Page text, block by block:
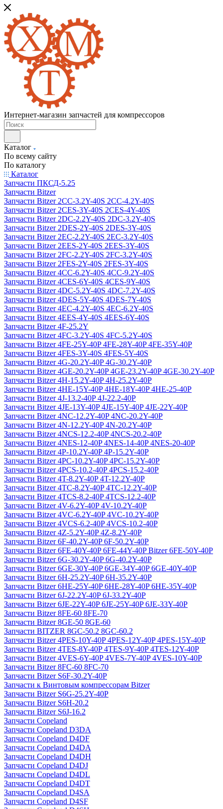
Интернет-магазин запчастей для компрессоров
Каталог
По всему сайту
По каталогу
Каталог
Запчасти ПКСД-5.25
Запчасти Bitzer
Запчасти Bitzer 2CC-3.2Y-40S 2CC-4.2Y-40S
Запчасти Bitzer 2CES-3Y-40S 2CES-4Y-40S
Запчасти Bitzer 2DC-2.2Y-40S 2DC-3.2Y-40S
Запчасти Bitzer 2DES-2Y-40S 2DES-3Y-40S
Запчасти Bitzer 2EC-2.2Y-40S 2EC-3.2Y-40S
Запчасти Bitzer 2EES-2Y-40S 2EES-3Y-40S
Запчасти Bitzer 2FC-2.2Y-40S 2FC-3.2Y-40S
Запчасти Bitzer 2FES-2Y-40S 2FES-3Y-40S
Запчасти Bitzer 4CC-6.2Y-40S 4CC-9.2Y-40S
Запчасти Bitzer 4CES-6Y-40S 4CES-9Y-40S
Запчасти Bitzer 4DC-5.2Y-40S 4DC-7.2Y-40S
Запчасти Bitzer 4DES-5Y-40S 4DES-7Y-40S
Запчасти Bitzer 4EC-4.2Y-40S 4EC-6.2Y-40S
Запчасти Bitzer 4EES-4Y-40S 4EES-6Y-40S
Запчасти Bitzer 4F-25.2Y
Запчасти Bitzer 4FC-3.2Y-40S 4FC-5.2Y-40S
Запчасти Bitzer 4FE-25Y-40P 4FE-28Y-40P 4FE-35Y-40P
Запчасти Bitzer 4FES-3Y-40S 4FES-5Y-40S
Запчасти Bitzer 4G-20.2Y-40P 4G-30.2Y-40P
Запчасти Bitzer 4GE-20.2Y-40P 4GE-23.2Y-40P 4GE-30.2Y-40P
Запчасти Bitzer 4H-15.2Y-40P 4H-25.2Y-40P
Запчасти Bitzer 4HE-15Y-40P 4HE-18Y-40P 4HE-25-40P
Запчасти Bitzer 4J‐13.2-40P 4J‐22.2-40P
Запчасти Bitzer 4JE-13Y-40P 4JE-15Y-40P 4JE-22Y-40P
Запчасти Bitzer 4NC-12.2Y-40P 4NC-20.2Y-40P
Запчасти Bitzer 4N-12.2Y-40P 4N-20.2Y-40P
Запчасти Bitzer 4NCS-12.2-40P 4NCS-20.2-40P
Запчасти Bitzer 4NES-12-40P 4NES-14-40P 4NES-20-40P
Запчасти Bitzer 4P-10.2Y-40P 4P-15.2Y-40P
Запчасти Bitzer 4PC-10.2Y-40P 4PC-15.2Y-40P
Запчасти Bitzer 4PCS-10.2-40P 4PCS-15.2-40P
Запчасти Bitzer 4T-8.2Y-40P 4T-12.2Y-40P
Запчасти Bitzer 4TC-8.2Y-40P 4TC-12.2Y-40P
Запчасти Bitzer 4TCS-8.2-40P 4TCS-12.2-40P
Запчасти Bitzer 4V-6.2Y-40P 4V-10.2Y-40P
Запчасти Bitzer 4VC-6.2Y-40P 4VC-10.2Y-40P
Запчасти Bitzer 4VCS-6.2-40P 4VCS-10.2-40P
Запчасти Bitzer 4Z-5.2Y-40P 4Z-8.2Y-40P
Запчасти Bitzer 6F-40.2Y-40P 6F-50.2Y-40P
Запчасти Bitzer 6FE-40Y-40P 6FE-44Y-40P Bitzer 6FE-50Y-40P
Запчасти Bitzer 6G-30.2Y-40P 6G-40.2Y-40P
Запчасти Bitzer 6GE-30Y-40P 6GE-34Y-40P 6GE-40Y-40P
Запчасти Bitzer 6H-25.2Y-40P 6H-35.2Y-40P
Запчасти Bitzer 6HE-25Y-40P 6HE-28Y-40P 6HE-35Y-40P
Запчасти Bitzer 6J-22.2Y-40P 6J-33.2Y-40P
Запчасти Bitzer 6JE-22Y-40P 6JE-25Y-40P 6JE-33Y-40P
Запчасти Bitzer 8FE-60 8FE-70
Запчасти Bitzer 8GE-50 8GE-60
Запчасти BITZER 8GC-50.2 8GC-60.2
Запчасти Bitzer 4PES-10Y-40P 4PES-12Y-40P 4PES-15Y-40P
Запчасти Bitzer 4TES-8Y-40P 4TES-9Y-40P 4TES-12Y-40P
Запчасти Bitzer 4VES-6Y-40P 4VES-7Y-40P 4VES-10Y-40P
Запчасти Bitzer 8FC-60 8FC-70
Запчасти Bitzer S6F-30.2Y-40P
Запчасти к Винтовым компрессорам Bitzer
Запчасти Bitzer S6G-25.2Y-40P
Запчасти Bitzer S6H-20.2
Запчасти Bitzer S6J-16.2
Запчасти Copeland
Запчасти Copeland D3DA
Запчасти Copeland D4DF
Запчасти Copeland D4DA
Запчасти Copeland D4DH
Запчасти Copeland D4DJ
Запчасти Copeland D4DL
Запчасти Copeland D4DT
Запчасти Copeland D4SA
Запчасти Copeland D4SF